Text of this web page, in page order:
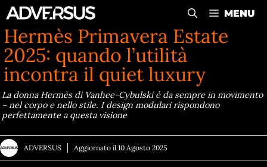
Vai
al
contenuto
MENU
Hermès Primavera Estate
2025: quando l’utilità
incontra il quiet luxury
La donna Hermès di Vanhee-Cybulski è da sempre in movimento
– nel corpo e nello stile. I design modulari rispondono
perfettamente a questa visione
ADVERSUS Aggiornato il 10 Agosto 2025